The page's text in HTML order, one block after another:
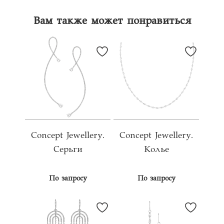
Вам также может понравиться
Concept Jewellery.
Серьги
По запросу
Concept Jewellery.
Колье
По запросу